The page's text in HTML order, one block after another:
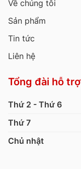
Về chúng tôi
Sản phẩm
Tin tức
Liên hệ
Tổng đài hỗ trợ
Thứ 2 - Thứ 6
Thứ 7
Chủ nhật